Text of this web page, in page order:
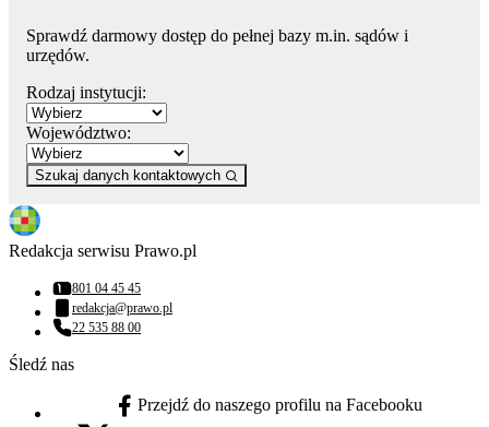
Sprawdź darmowy dostęp do pełnej bazy m.in. sądów i
urzędów.
Rodzaj instytucji:
Województwo:
Szukaj danych kontaktowych
Redakcja serwisu Prawo.pl
Numer telefonu:
801 04 45 45
Adres email:
redakcja@prawo.pl
Numer telefonu:
22 535 88 00
Śledź nas
facebook - otwiera się w nowej karcie
Przejdź do naszego profilu na Facebooku